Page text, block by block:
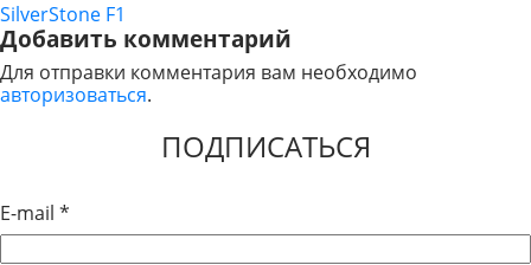
НАВИГАЦИЯ
ПО
ЗАПИСЯМ
SilverStone F1
Добавить комментарий
Для отправки комментария вам необходимо
авторизоваться.
ПОДПИСАТЬСЯ
E-mail *